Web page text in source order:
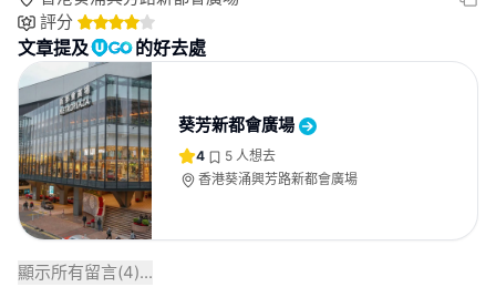
評分
文章提及 的好去處
葵芳新都會廣場
4 5 人想去
香港葵涌興芳路新都會廣場
顯示所有留言(4)...